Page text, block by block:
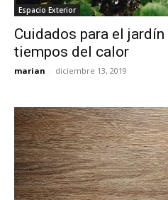
Espacio Exterior
Cuidados para el
tiempos del calor
marian - diciembre 13, 2019